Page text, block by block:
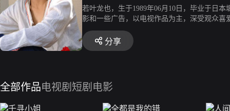
若叶龙也，生于1989年06月10日，毕业于日
影和一些广告，以电视作品为主，深受观众喜
分享
全部作品电视剧 短剧 电影